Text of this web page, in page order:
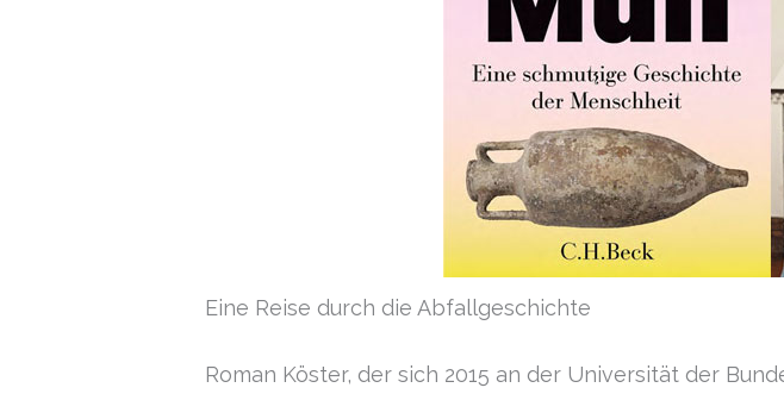
Eine Reise durch die Abfallgeschichte
Roman Köster, der sich 2015 an der Universität der